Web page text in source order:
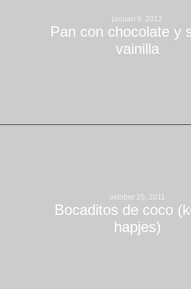
januari 9, 2012
Pan con chocolate y
vainilla
oktober 25, 2011
Bocaditos de coco
hapjes)